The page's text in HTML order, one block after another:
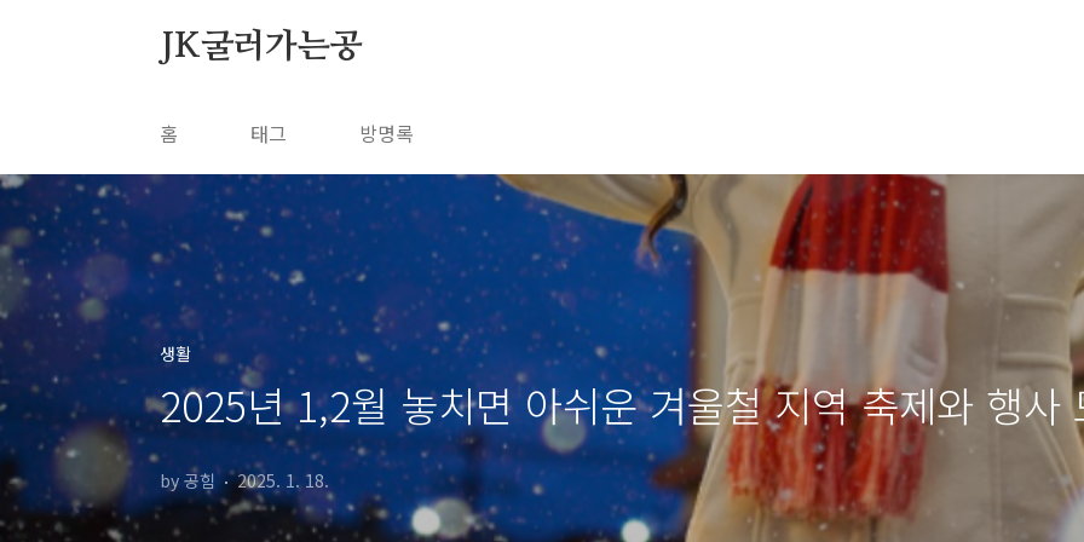
JK굴러가는공
홈 태그 방명록
생활
2025년 1,2월 놓치면 아쉬운 겨울철 지역 축제와 행사
by 공힘 2025. 1. 18.